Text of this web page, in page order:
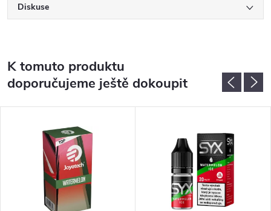
Diskuse
K tomuto produktu
doporučujeme ještě dokoupit